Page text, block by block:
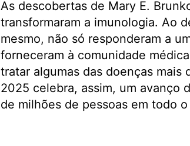
As descobertas de Mary E.
transformaram a imunologia. Ao
mesmo, não só responderam a
forneceram à comunidade
tratar algumas das doenças mais
2025 celebra, assim, um avanço
de milhões de pessoas em todo